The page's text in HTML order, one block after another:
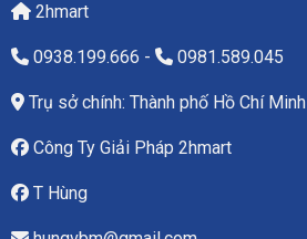
2hmart
0938.199.666 - 0981.589.045
Trụ sở chính: Thành phố Hồ Chí Minh
Công Ty Giải Pháp 2hmart
T Hùng